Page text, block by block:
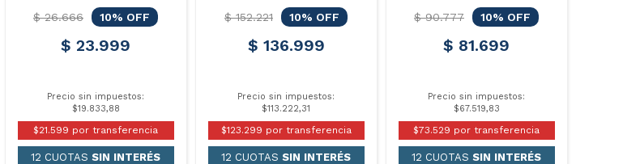
$ 26.666 10% OFF
$ 23.999
Precio sin impuestos:
$19.833,88
$21.599 por transferencia
12 CUOTAS SIN INTERÉS
$ 152.221 10% OFF
$ 136.999
Precio sin impuestos:
$113.222,31
$123.299 por transferencia
12 CUOTAS SIN INTERÉS
$ 90.777 10% OFF
$ 81.699
Precio sin impuestos:
$67.519,83
$73.529 por transferencia
12 CUOTAS SIN INTERÉS